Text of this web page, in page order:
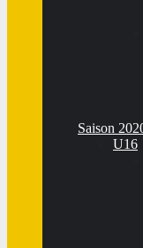
Saison
U16